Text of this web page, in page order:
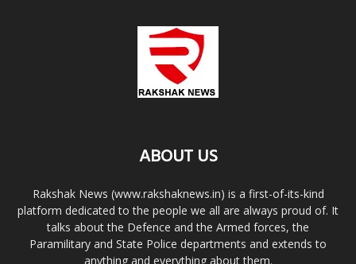
ABOUT US
Rakshak News (www.rakshaknews.in) is a first-of-its-kind
platform dedicated to the people we all are always proud of. It
talks about the Defence and the Armed forces, the
Paramilitary and State Police departments and extends to
anything and everything about them.